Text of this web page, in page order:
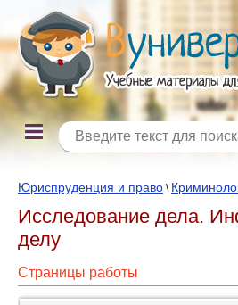
Юриспруденция и право \
Исследование дела.
делу
Страницы работы